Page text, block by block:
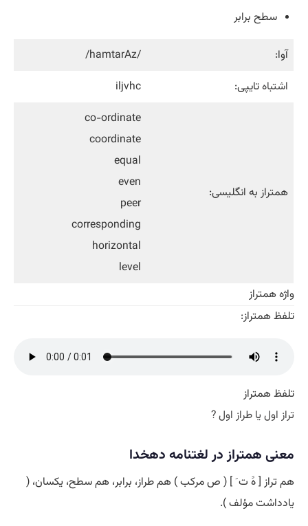
سطح برابر
آوا:
/hamtarAz/
اشتباهتایپی: iljvhc
همتراز به انگلیسی:
co-ordinate
coordinate
equal
even
peer
corresponding
horizontal
level
واژه همتراز
تلفظ همتراز:
تلفظ همتراز
تراز اول یا طراز اول ?
معنی همتراز در لغتنامه دهخدا
هم تراز [ هََ ت َ ] ( ص مرکب ) هم طراز، برابر، هم سطح، یکسان، (
یادداشت مؤلف ).